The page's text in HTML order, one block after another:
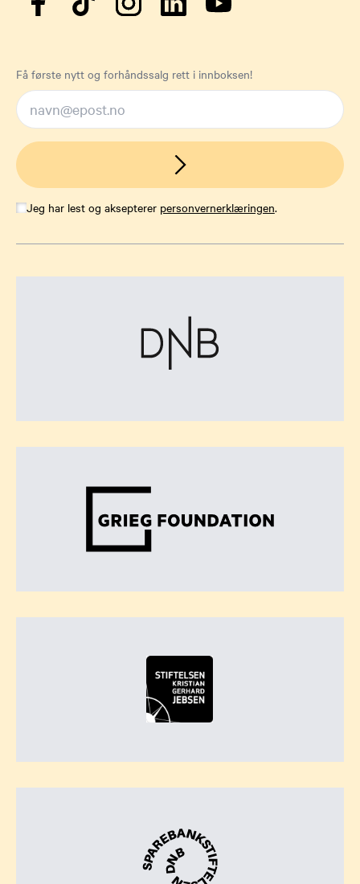
Få første nytt og forhåndssalg rett i innboksen!
Jeg har lest og aksepterer personvernerklæringen.